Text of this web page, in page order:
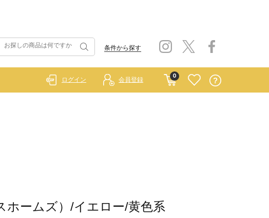
条件から探す
0
ログイン 会員登録
ホームズ）/イエロー/黄色系